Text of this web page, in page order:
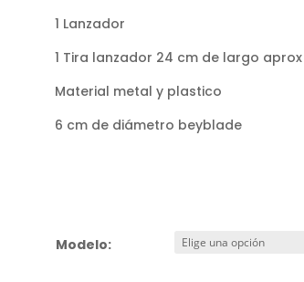
1 Lanzador
1 Tira lanzador 24 cm de largo aprox
Material metal y plastico
6 cm de diámetro beyblade
Modelo: